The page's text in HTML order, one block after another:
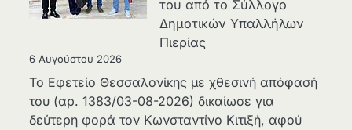
του από το Σύλλογο
Δημοτικών Υπαλλήλων
Πιερίας
6 Αυγούστου 2026
Το Εφετείο Θεσσαλονίκης με χθεσινή απόφασή
του (αρ. 1383/03-08-2026) δικαίωσε για
δεύτερη φορά τον Κωνσταντίνο Κιτιξή, αφού